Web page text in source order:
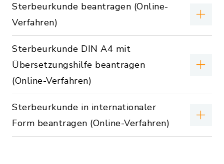
Sterbeurkunde beantragen (Online-
Verfahren)
Sterbeurkunde DIN A4 mit
Übersetzungshilfe beantragen
(Online-Verfahren)
Sterbeurkunde in internationaler
Form beantragen (Online-Verfahren)